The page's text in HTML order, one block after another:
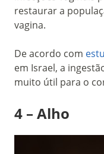
restaurar a
vagina.
De acordo com
em Israel, a
muito útil para o
4 – Alho